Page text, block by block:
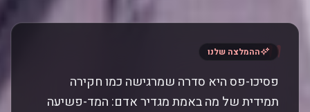
" ההמלצה שלנו
פסיכו-פס היא סדרה שמרגישה כמו חקירה
תמידית של מה באמת מגדיר אדם: המד-פשיעה